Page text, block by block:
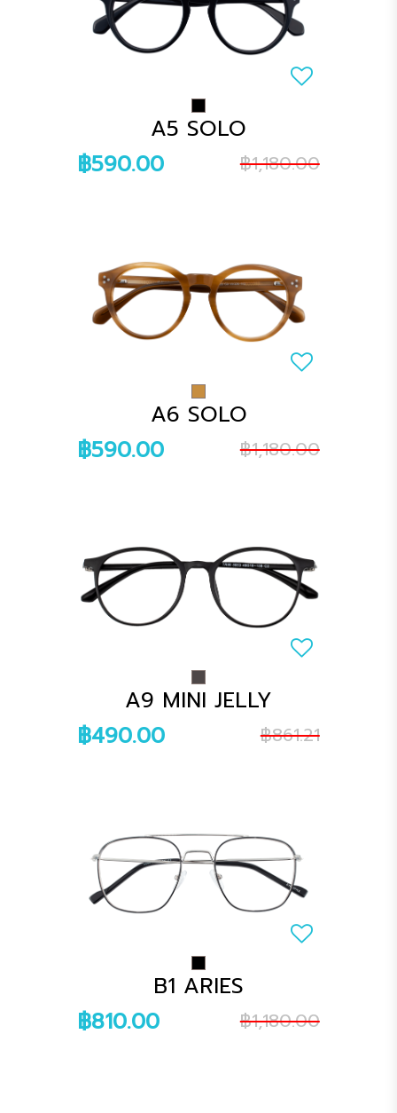
A5 SOLO
฿590.00
฿1,180.00
A6 SOLO
฿590.00
฿1,180.00
A9 MINI JELLY
฿490.00
฿861.21
B1 ARIES
฿810.00
฿1,180.00